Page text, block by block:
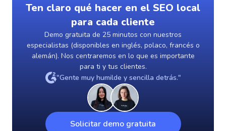
Ten claro qué hacer en el SEO local
para cada cliente
Demo gratuita de 25 minutos con nuestros
especialistas (disponibles en inglés, polaco, francés o
alemán). Nos centraremos en lo que es importante
para ti y tus clientes.
"Gente muy humilde y sencilla detrás."
Solicitar demo gratuita